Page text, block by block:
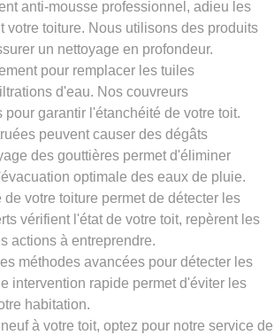
anti-mousse professionnel, adieu les
toiture. Nous utilisons des produits
un nettoyage en profondeur.
pour remplacer les tuiles
d'eau. Nos couvreurs
garantir l'étanchéité de votre toit.
peuvent causer des dégâts
des gouttières permet d'éliminer
optimale des eaux de pluie.
votre toiture permet de détecter les
vérifient l'état de votre toit, repèrent les
actions à entreprendre.
méthodes avancées pour détecter les
intervention rapide permet d'éviter les
habitation.
à votre toit, optez pour notre service de